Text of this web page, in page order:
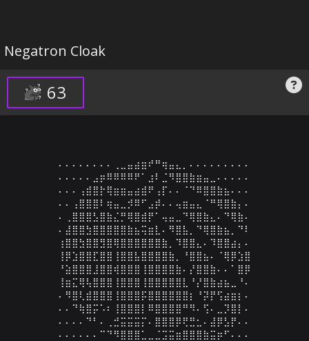
Negatron Cloak
63
⠄⠄⠄⠄⠄⠄⠄⠄⢀⣀⣤⣴⣶⠞⠛⢶⣤⣄⡀⠄⠄⠄⠄⠄⠄⠄⠄⠄
⠄⠄⠄⠄⠄⣠⡶⠿⠿⠿⠿⠟⠁⣰⠇⣈⠻⣿⣿⣷⣶⣤⣀⠄⠄⠄⠄⠄
⠄⠄⠄⢠⣾⣿⡗⢿⣶⣶⣤⣴⣾⠟⢠⡏⠄⠄⠈⠙⠿⣿⣿⣷⣦⠄⠄⠄
⠄⠄⢠⣿⣿⣿⠇⢶⣤⣀⡺⠿⠋⣠⡾⠄⠄⢤⣶⣤⣄⠈⠛⢿⣿⣷⡄⠄
⠄⢀⣿⣿⣿⣣⣿⣷⣌⡛⢿⣿⣾⡟⠁⢤⣤⣀⠙⢿⣿⣷⣄⠄⠙⢿⣷⠄
⠄⣼⣿⣿⣳⣿⣿⣿⣿⣿⣷⣦⢭⣶⣇⠄⠻⣿⣧⡀⠙⢿⣿⣷⣦⡀⠙⠇
⢰⣿⣿⣳⣿⣿⣻⣿⢿⣿⣿⣿⣿⣿⣿⣷⡀⠹⣿⣿⣄⠄⠹⣿⣿⣴⡄⠄
⢸⡿⣱⣿⣿⣏⣿⣿⢸⣿⣿⣧⣿⣿⣿⣿⣷⡀⠘⣿⣿⣦⠄⠈⢿⡿⣱⣿
⠘⣵⣿⣿⣿⣸⣿⣿⢾⣿⣿⣿⢸⣿⣿⣿⣿⣷⠄⡜⣿⣿⣷⠄⠄⠁⣿⡿
⢸⣶⣍⢿⢧⣿⣿⣿⢸⣿⣿⣿⢸⣿⣿⣿⣿⣿⣇⠘⡜⣿⣷⣴⣦⣀⠘⠄
⠄⠻⣿⢇⣾⣿⣿⣿⢸⣿⣿⣿⡯⣿⣿⣿⣿⣿⣿⡆⠘⡽⡟⢫⣴⣶⡆⠄
⠄⠄⠙⢷⣿⡭⠡⠆⢸⣿⣿⣿⡇⠿⣿⣿⣿⣿⠛⠻⠄⢫⠄⣀⡹⣿⡇⠄
⠄⠄⠄⠄⠙⠃⠄⢀⣚⣭⣭⣭⡍⠄⣿⣿⣿⡿⢟⣛⣂⠄⣼⡿⣣⡟⠄⠄
⠄⠄⠄⠄⠄⠄⠉⠙⠻⣿⣿⣿⣁⣀⣈⣩⣭⣶⣿⣿⣿⣷⣭⡶⠋⠄⠄⠄